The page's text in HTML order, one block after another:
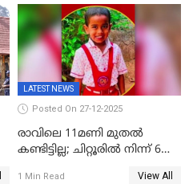
LATEST NEWS
Posted On 27-12-2025
രാവിലെ 11മണി മുതൽ
കണ്ടിട്ടില്ല; ചിറ്റൂരിൽ നിന്ന് 6
1 Min Read View All